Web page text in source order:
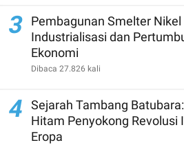
3
Pembagunan Smelter Nikel
Industrialisasi dan
Ekonomi
Dibaca 27.826 kali
4
Sejarah Tambang
Hitam Penyokong Revolusi
Eropa